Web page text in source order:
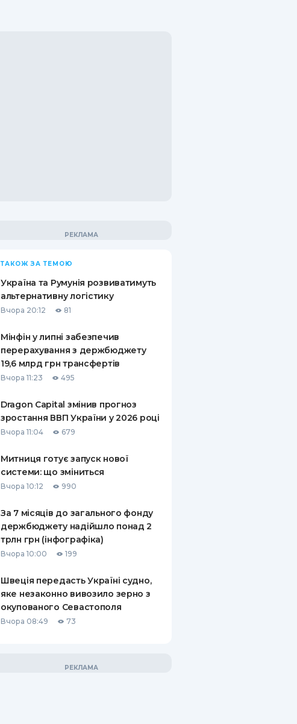
ТАКОЖ ЗА ТЕМОЮ
Україна та Румунія розвиватимуть
альтернативну логістику
Вчора 20:12 81
Мінфін у липні забезпечив
перерахування з держбюджету
19,6 млрд грн трансфертів
Вчора 11:23 495
Dragon Capital змінив прогноз
зростання ВВП України у 2026 році
Вчора 11:04 679
Митниця готує запуск нової
системи: що зміниться
Вчора 10:12 990
За 7 місяців до загального фонду
держбюджету надійшло понад 2
трлн грн (інфографіка)
Вчора 10:00 199
Швеція передасть Україні судно,
яке незаконно вивозило зерно з
окупованого Севастополя
Вчора 08:49 73